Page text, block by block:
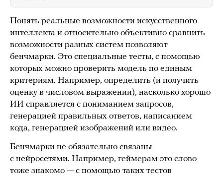
Понять реальные возможности искусственного
интеллекта и относительно объективно сравнить
возможности разных систем позволяют
бенчмарки. Это специальные тесты, с помощью
которых можно проверить модель по единым
критериям. Например, определить (и получить
оценку в числовом выражении), насколько хорошо
ИИ справляется с пониманием запросов,
генерацией правильных ответов, написанием
кода, генерацией изображений или видео.
Бенчмарки не обязательно связаны
с нейросетями. Например, геймерам это слово
тоже знакомо — с помощью таких тестов